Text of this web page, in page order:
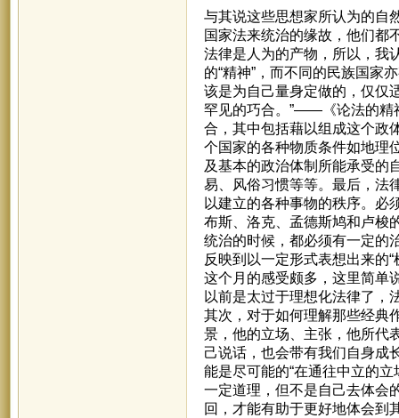
与其说这些思想家所认为的自
国家法来统治的缘故，他们都
法律是人为的产物，所以，我
的“精神”，而不同的民族国家
该是为自己量身定做的，仅仅
罕见的巧合。”——《论法的精
合，其中包括藉以组成这个政
个国家的各种物质条件如地理
及基本的政治体制所能承受的
易、风俗习惯等等。最后，法
以建立的各种事物的秩序。必
布斯、洛克、孟德斯鸠和卢梭
统治的时候，都必须有一定的
反映到以一定形式表想出来的
这个月的感受颇多，这里简单
以前是太过于理想化法律了，
其次，对于如何理解那些经典
景，他的立场、主张，他所代
己说话，也会带有我们自身成
能是尽可能的“在通往中立的
一定道理，但不是自己去体会
回，才能有助于更好地体会到